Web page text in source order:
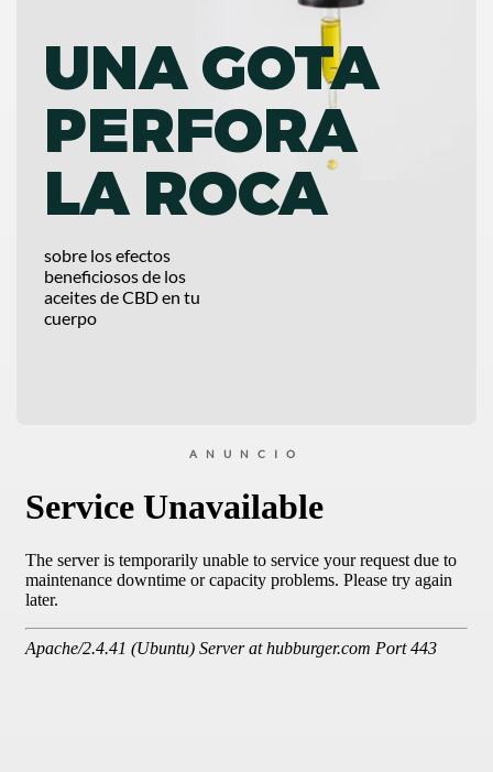
UNA GOTA
PERFORA
LA ROCA
sobre los efectos
beneficiosos de los
aceites de CBD en tu
cuerpo
ANUNCIO